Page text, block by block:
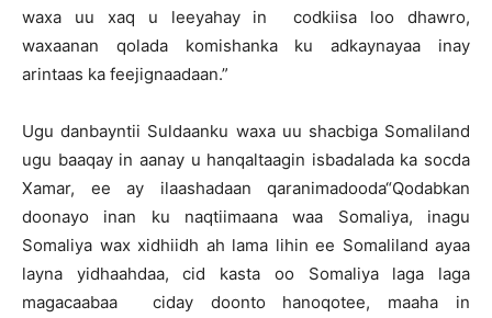
waxa uu xaq u leeyahay in codkiisa loo dhawro,
waxaanan qolada komishanka ku adkaynayaa inay
arintaas ka feejignaadaan.”
Ugu danbayntii Suldaanku waxa uu shacbiga Somaliland
ugu baaqay in aanay u hanqaltaagin isbadalada ka socda
Xamar, ee ay ilaashadaan qaranimadooda“Qodabkan
doonayo inan ku naqtiimaana waa Somaliya, inagu
Somaliya wax xidhiidh ah lama lihin ee Somaliland ayaa
layna yidhaahdaa, cid kasta oo Somaliya laga laga
magacaabaa ciday doonto hanoqotee, maaha in